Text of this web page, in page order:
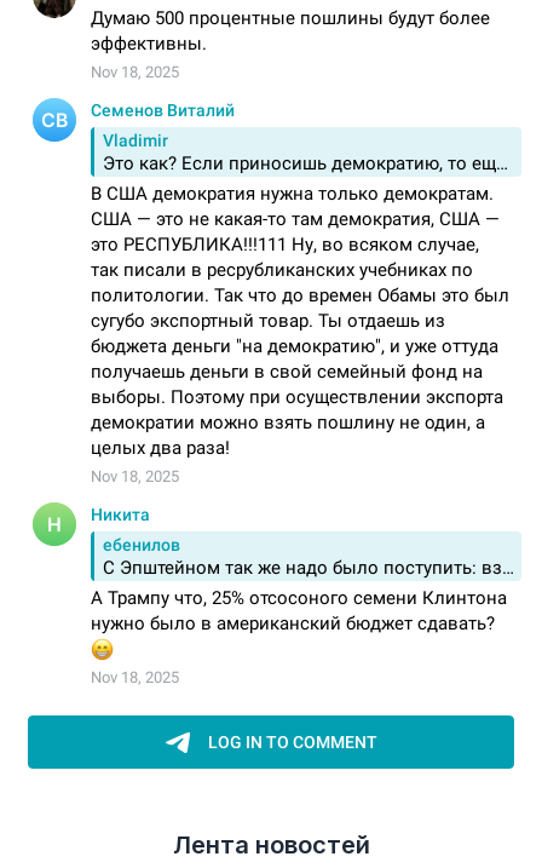
Лента новостей